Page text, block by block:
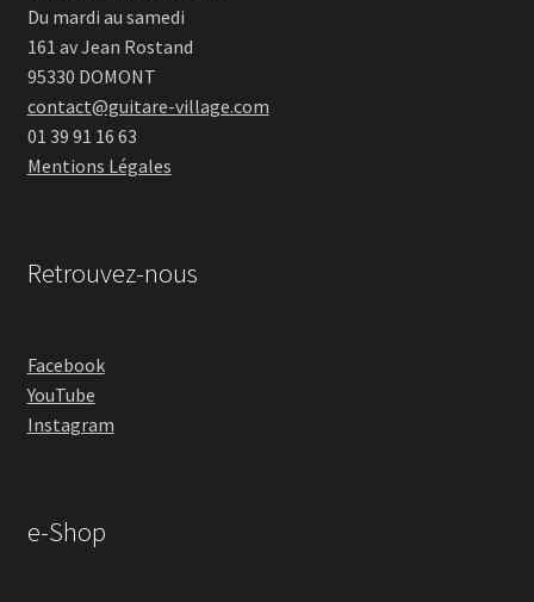
Du mardi au samedi
161 av Jean Rostand
95330 DOMONT
contact@guitare-village.com
01 39 91 16 63
Mentions Légales
Retrouvez-nous
Facebook
YouTube
Instagram
e-Shop